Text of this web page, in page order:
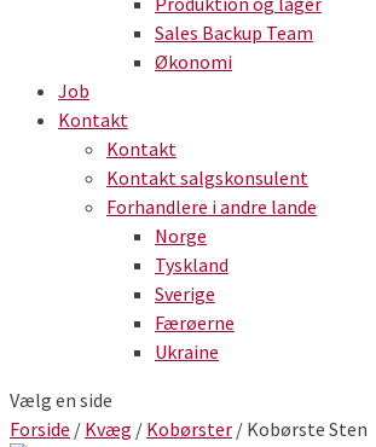
Sales Backup Team
Økonomi
Job
Kontakt
Kontakt
Kontakt salgskonsulent
Forhandlere i andre lande
Norge
Tyskland
Sverige
Færøerne
Ukraine
Vælg en side
Forside / Kvæg / Kobørster / Kobørste Sten